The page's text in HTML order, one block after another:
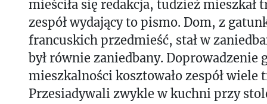
mieściła się redakcja, tudzież mieszkał
zespół wydający to pismo. Dom, z
francuskich przedmieść, stał w
był równie zaniedbany. Doprowadzenie
mieszkalności kosztowało zespół wiele
Przesiadywali zwykle w kuchni przy